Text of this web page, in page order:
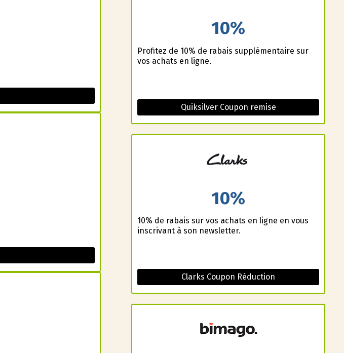
10%
Profitez de 10% de rabais supplémentaire sur
vos achats en ligne.
Quiksilver Coupon remise
10%
10% de rabais sur vos achats en ligne en vous
inscrivant à son newsletter.
Clarks Coupon Réduction